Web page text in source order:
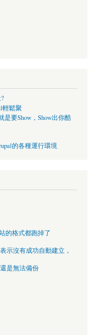
輕鬆聚
是要Show，Show出你酷
的各種運行環境
的格式都跑掉了
示沒有成功自動建立，
是無法備份